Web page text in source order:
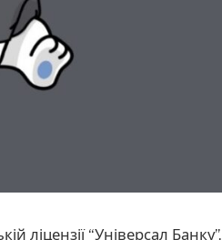
ліцензії “Універсал Банку”,